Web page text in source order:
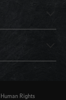
Human Rights